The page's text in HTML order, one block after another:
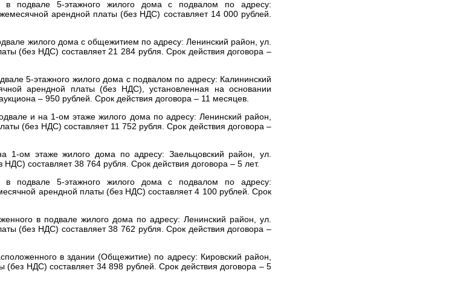
подвале 5-этажного жилого дома с подвалом по адресу:
арендной платы (без НДС) составляет 14 000 рублей.
жилого дома с общежитием по адресу: Ленинский район, ул.
(без НДС) составляет21 284 рубля.Срок действия договора –
5-этажного жилого дома с подвалом по адресу: Калининский
арендной платы (без НДС), установленная на основании
– 950 рублей. Срок действия договора – 11 месяцев.
и на 1-ом этаже жилого дома по адресу: Ленинский район,
(без НДС) составляет 11 752 рубля. Срок действия договора –
ом этаже жилого дома по адресу: Заельцовский район, ул.
НДС) составляет38 764 рубля. Срок действия договора – 5 лет.
подвале 5-этажного жилого дома с подвалом по адресу:
арендной платы (без НДС) составляет4 100 рублей. Срок
в подвале жилого дома по адресу: Ленинский район, ул.
(без НДС) составляет38 762 рубля. Срок действия договора –
в здании (Общежитие) по адресу: Кировский район,
(без НДС) составляет 34 898 рублей. Срок действия договора – 5